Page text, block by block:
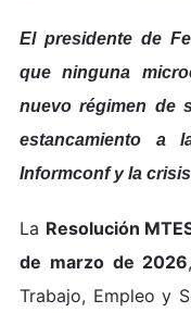
El presidente de
que ninguna
nuevo régimen de
estancamiento a
Informconf y la
La Resolución
de marzo de 2026
Trabajo, Empleo y